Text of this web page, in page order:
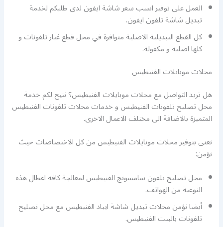
العمل على توفير انسب سعر شاشة ايفون لدى طلبكم لخدمة
تبديل شاشة تلفون ايفون.
كل القطع التبديلية الاصلية متوافرة في محل قطع غيار تلفونات و
كلها اصلية و مكفولة.
محلات موبايلات الفنيطيس
هل تريد التواصل مع محلات موبايلات الفنيطيس؟ نتيح لكم خدمة
محل تصليح تلفونات الفنيطيس و خدمات محلات تلفونات الفنيطيس
المتميزة بالاضافة الى مختلف الاعمال الاخرى.
نعنى بتوفير محلات موبايلات الفنيطيس من كل الاختصاصات حيث
نؤمن:
محل تصليح تلفون سامسونج الفنيطيس لمعالجة كافة اعطال هذه
النوعية من الهواتف.
أيضا نؤمن محلات تبديل شاشة ايباد الفنيطيس مع محل تصليح
تلفونات بالبيت الفنيطيس.